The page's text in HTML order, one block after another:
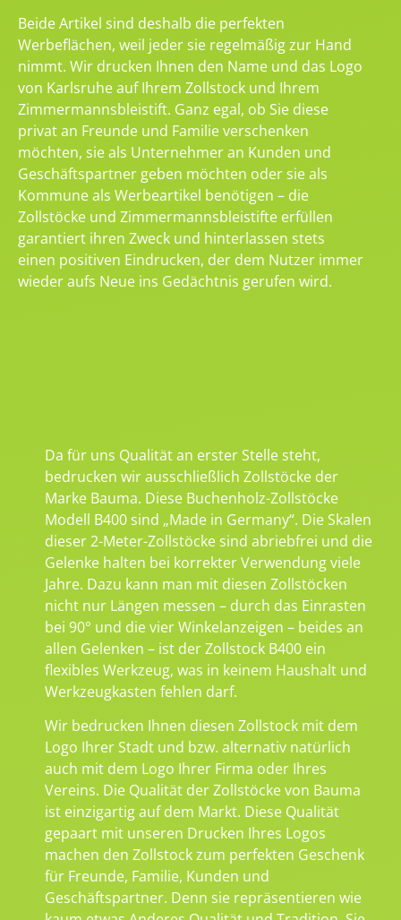
Beide Artikel sind deshalb die perfekten
Werbeflächen, weil jeder sie regelmäßig zur Hand
nimmt. Wir drucken Ihnen den Name und das Logo
von Karlsruhe auf Ihrem Zollstock und Ihrem
Zimmermannsbleistift. Ganz egal, ob Sie diese
privat an Freunde und Familie verschenken
möchten, sie als Unternehmer an Kunden und
Geschäftspartner geben möchten oder sie als
Kommune als Werbeartikel benötigen – die
Zollstöcke und Zimmermannsbleistifte erfüllen
garantiert ihren Zweck und hinterlassen stets
einen positiven Eindrucken, der dem Nutzer immer
wieder aufs Neue ins Gedächtnis gerufen wird.
Da für uns Qualität an erster Stelle steht,
bedrucken wir ausschließlich Zollstöcke der
Marke Bauma. Diese Buchenholz-Zollstöcke
Modell B400 sind „Made in Germany“. Die Skalen
dieser 2-Meter-Zollstöcke sind abriebfrei und die
Gelenke halten bei korrekter Verwendung viele
Jahre. Dazu kann man mit diesen Zollstöcken
nicht nur Längen messen – durch das Einrasten
bei 90° und die vier Winkelanzeigen – beides an
allen Gelenken – ist der Zollstock B400 ein
flexibles Werkzeug, was in keinem Haushalt und
Werkzeugkasten fehlen darf.
Wir bedrucken Ihnen diesen Zollstock mit dem
Logo Ihrer Stadt und bzw. alternativ natürlich
auch mit dem Logo Ihrer Firma oder Ihres
Vereins. Die Qualität der Zollstöcke von Bauma
ist einzigartig auf dem Markt. Diese Qualität
gepaart mit unseren Drucken Ihres Logos
machen den Zollstock zum perfekten Geschenk
für Freunde, Familie, Kunden und
Geschäftspartner. Denn sie repräsentieren wie